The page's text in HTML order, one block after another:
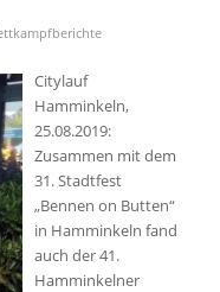
Citylauf
Hamminkeln,
25.08.2019:
Zusammen mit dem
31. Stadtfest
„Bennen on Butten“
in Hamminkeln fand
auch der 41.
Hamminkelner